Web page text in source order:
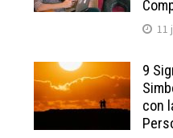
11
9
con